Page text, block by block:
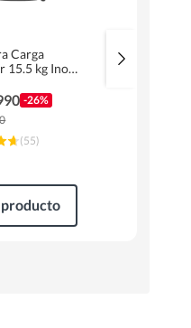
Carga
15.5 kg Inox
-26%
(55)